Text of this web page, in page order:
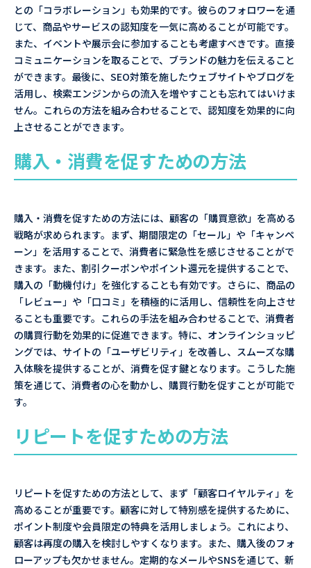
との「コラボレーション」も効果的です。彼らのフォロワーを通
じて、商品やサービスの認知度を一気に高めることが可能です。
また、イベントや展示会に参加することも考慮すべきです。直接
コミュニケーションを取ることで、ブランドの魅力を伝えること
ができます。最後に、SEO対策を施したウェブサイトやブログを
活用し、検索エンジンからの流入を増やすことも忘れてはいけま
せん。これらの方法を組み合わせることで、認知度を効果的に向
上させることができます。
購入・消費を促すための方法
購入・消費を促すための方法には、顧客の「購買意欲」を高める
戦略が求められます。まず、期間限定の「セール」や「キャンペ
ーン」を活用することで、消費者に緊急性を感じさせることがで
きます。また、割引クーポンやポイント還元を提供することで、
購入の「動機付け」を強化することも有効です。さらに、商品の
「レビュー」や「口コミ」を積極的に活用し、信頼性を向上させ
ることも重要です。これらの手法を組み合わせることで、消費者
の購買行動を効果的に促進できます。特に、オンラインショッピ
ングでは、サイトの「ユーザビリティ」を改善し、スムーズな購
入体験を提供することが、消費を促す鍵となります。こうした施
策を通じて、消費者の心を動かし、購買行動を促すことが可能で
す。
リピートを促すための方法
リピートを促すための方法として、まず「顧客ロイヤルティ」を
高めることが重要です。顧客に対して特別感を提供するために、
ポイント制度や会員限定の特典を活用しましょう。これにより、
顧客は再度の購入を検討しやすくなります。また、購入後のフォ
ローアップも欠かせません。定期的なメールやSNSを通じて、新